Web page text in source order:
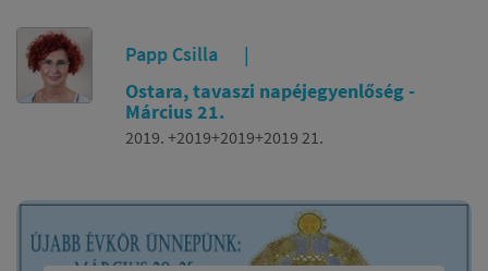
Papp Csilla
Ostara, tavaszi napéjegyenlőség -
Március 21.
2019. +2019+2019+2019 21.